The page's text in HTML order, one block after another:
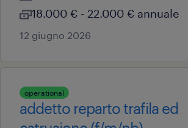
18.000 € - 22.000 € annuale
12 giugno 2026
operational
addetto reparto trafila ed